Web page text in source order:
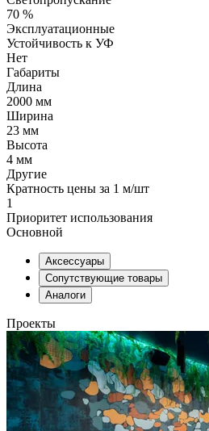
70 %
Эксплуатационные
Устойчивость к УФ
Нет
Габариты
Длина
2000 мм
Ширина
23 мм
Высота
4 мм
Другие
Кратность цены за 1 м/шт
1
Приоритет использования
Основной
Аксессуары
Сопутствующие товары
Аналоги
Проекты